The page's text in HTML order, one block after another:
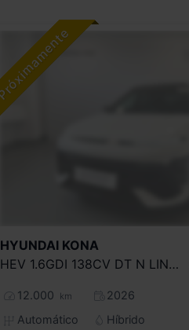
HYUNDAI KONA
HEV 1.6GDI 138CV DT N LINE STYLE
12.000 km
2026
Automático
Híbrido